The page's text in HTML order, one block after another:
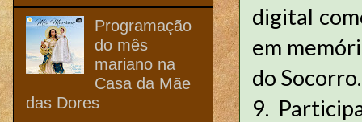
digital
em
do Socorro.
9.
Programação
do mês
mariano na
Casa da Mãe
das Dores